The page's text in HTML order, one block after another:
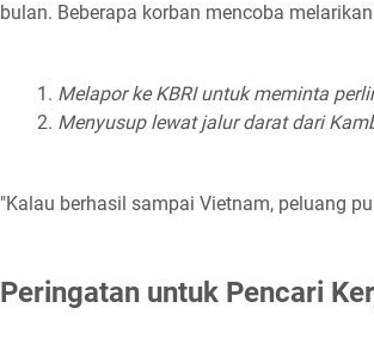
bulan. Beberapa korban mencoba
Melapor ke KBRI untuk meminta
Menyusup lewat jalur darat dari
"Kalau berhasil sampai Vietnam, peluang
Peringatan untuk Pencari